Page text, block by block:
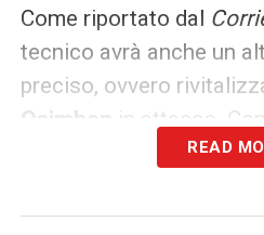
Come riportato dal
tecnico avrà anche un
preciso, ovvero
Osimhen
in attacco.
hanno sempre reso e
essere decisivi e letali
READ